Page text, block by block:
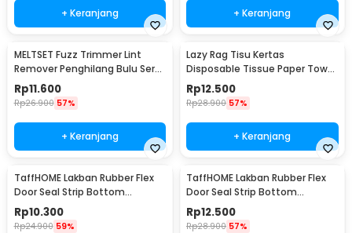
+ Keranjang + Keranjang
MELTSET Fuzz Trimmer Lint
Remover Penghilang Bulu Serat
Kain - CV8805
Rp11.600
Rp26.900 57%
+ Keranjang
Lazy Rag Tisu Kertas
Disposable Tissue Paper Towel
1 Roll (50 Helai) - MB104P
Rp12.500
Rp28.900 57%
+ Keranjang
TaffHOME Lakban Rubber Flex
Door Seal Strip Bottom
Waterproof 25mmx5M - TP39
Rp10.300
Rp24.900 59%
TaffHOME Lakban Rubber Flex
Door Seal Strip Bottom
Waterproof 35mmx5M - TP39
Rp12.500
Rp28.900 57%